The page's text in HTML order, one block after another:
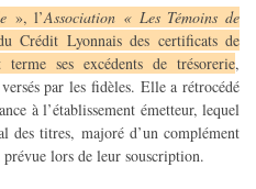
», l’Association « Les Témoins de
Crédit Lyonnais des certificats de
ses excédents de trésorerie,
par les fidèles. Elle a rétrocédé
à l’établissement émetteur, lequel
des titres, majoré d’un complément
lors de leur souscription.